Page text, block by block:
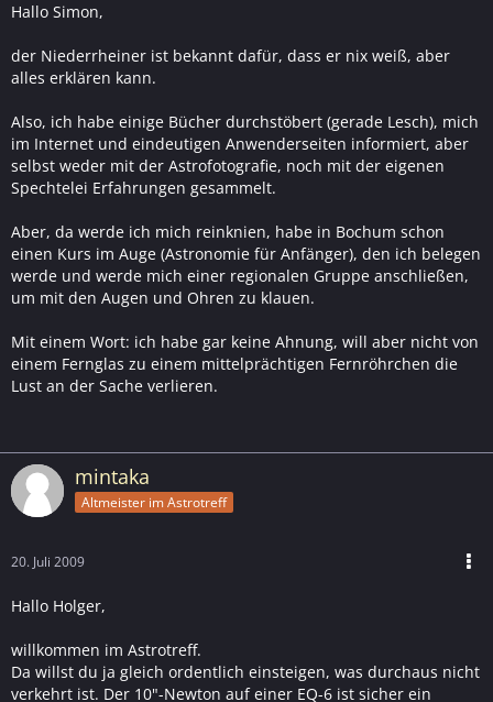
Hallo Simon,
der Niederrheiner ist bekannt dafür, dass er nix weiß, aber
alles erklären kann.
Also, ich habe einige Bücher durchstöbert (gerade Lesch), mich
im Internet und eindeutigen Anwenderseiten informiert, aber
selbst weder mit der Astrofotografie, noch mit der eigenen
Spechtelei Erfahrungen gesammelt.
Aber, da werde ich mich reinknien, habe in Bochum schon
einen Kurs im Auge (Astronomie für Anfänger), den ich belegen
werde und werde mich einer regionalen Gruppe anschließen,
um mit den Augen und Ohren zu klauen.
Mit einem Wort: ich habe gar keine Ahnung, will aber nicht von
einem Fernglas zu einem mittelprächtigen Fernröhrchen die
Lust an der Sache verlieren.
mintaka
Altmeister im Astrotreff
20. Juli 2009
Hallo Holger,
willkommen im Astrotreff.
Da willst du ja gleich ordentlich einsteigen, was durchaus nicht
verkehrt ist. Der 10"-Newton auf einer EQ-6 ist sicher ein